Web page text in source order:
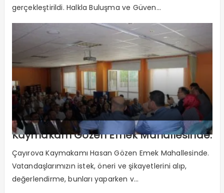
gerçekleştirildi. Halkla Buluşma ve Güven...
Kaymakam Gözen Emek Mahallesinde.
Çayırova Kaymakamı Hasan Gözen Emek Mahallesinde.
Vatandaşlarımızın istek, öneri ve şikayetlerini alıp,
değerlendirme, bunları yaparken v...